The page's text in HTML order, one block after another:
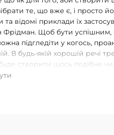
те, що вже є, і просто
та відомі приклади їх
Фрідман. Щоб бути успішним,
підгледіти у когось,
В будь-якій хорошій речі
створити щось подібне чи
ікони в багатьох